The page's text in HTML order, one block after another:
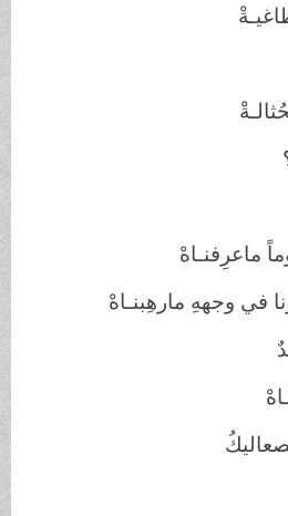
في وجههِ مارهِبنـاهْ